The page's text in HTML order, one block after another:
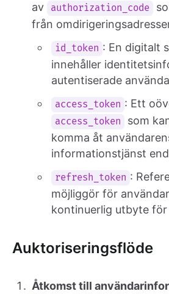
av
authorization_code
från
id_token : En digitalt
innehåller
autentiserade
access_token : Ett
access_token
som
komma åt
informationstjänst
refresh_token :
möjliggör för
kontinuerlig utbyte för
Auktoriseringsflöde
Åtkomst till